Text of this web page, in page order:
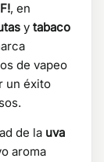
, en
y tabaco
de vapeo
un éxito
de la uva
aroma